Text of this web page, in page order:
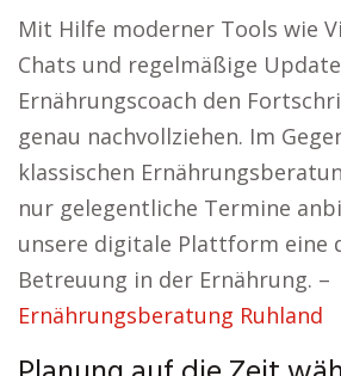
Mit Hilfe moderner Tools wie
Chats und regelmäßige
Ernährungscoach den
genau nachvollziehen. Im
klassischen
nur gelegentliche Termine
unsere digitale Plattform eine
Betreuung in der Ernährung. –
Ernährungsberatung Ruhland